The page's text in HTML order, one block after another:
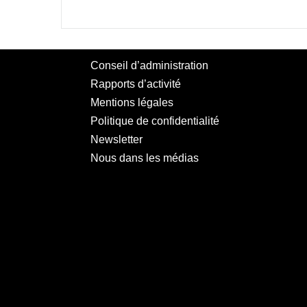
Conseil d’administration
Rapports d’activité
Mentions légales
Politique de confidentialité
Newsletter
Nous dans les médias